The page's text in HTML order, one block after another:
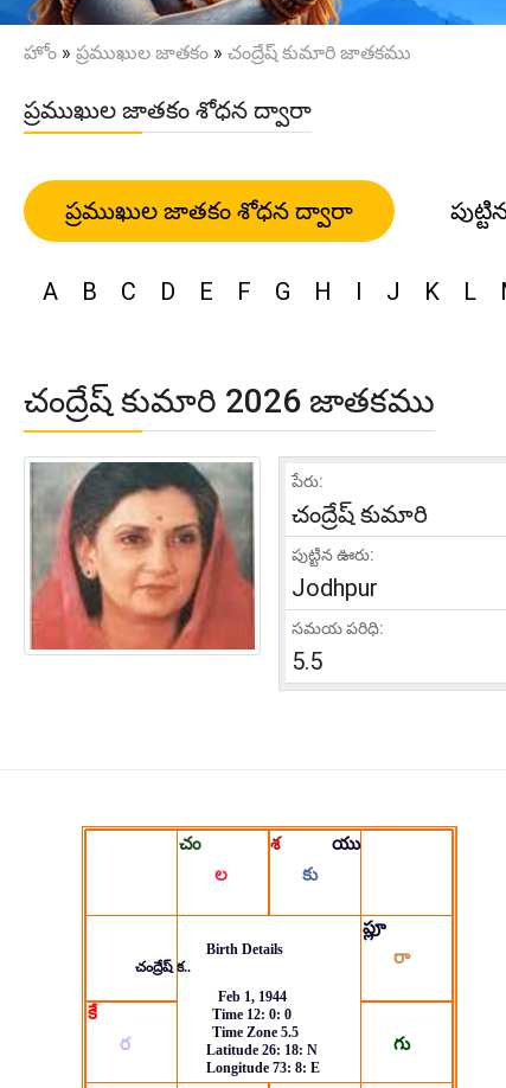
హోం » ప్రముఖుల జాతకం » చంద్రేష్ కుమారి జాతకము
ప్రముఖుల జాతకం శోధన ద్వారా
ప్రముఖుల జాతకం శోధన ద్వారా
A B C D E F G H I J K L
చంద్రేష్ కుమారి 2026 జాతకము
పేరు:
చంద్రేష్ కుమారి
పుట్టిన ఊరు:
Jodhpur
సమయ పరిధి:
5.5